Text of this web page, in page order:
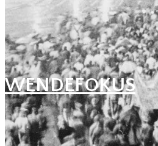
WENDEFOKUS